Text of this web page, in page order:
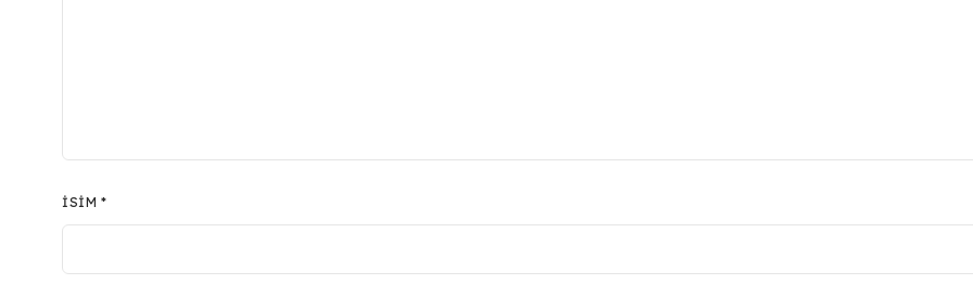
İSIM*